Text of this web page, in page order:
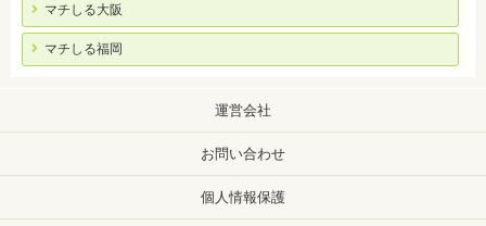
マチしる大阪
マチしる福岡
運営会社
お問い合わせ
個人情報保護